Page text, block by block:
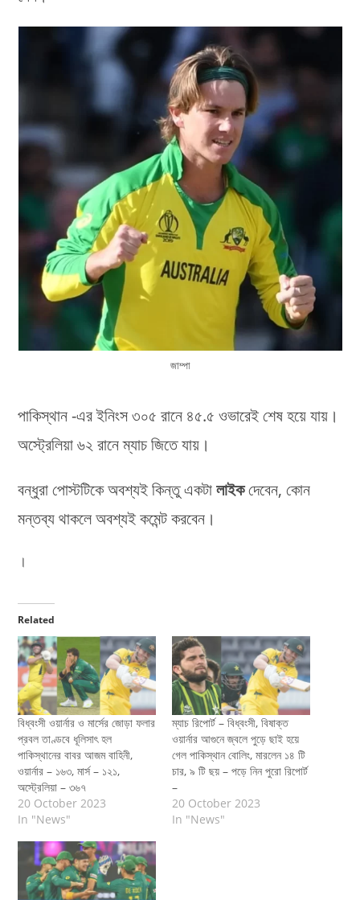
জাম্পা
পাকিস্থান -এর ইনিংস ৩০৫ রানে ৪৫.৫ ওভারেই শেষ হয়ে যায়।
অস্ট্রেলিয়া ৬২ রানে ম্যাচ জিতে যায়।
বন্ধুরা পোস্টটিকে অবশ্যই কিন্তু একটালাইকদেবেন, কোন
মন্তব্য থাকলে অবশ্যই কমেন্ট করবেন।
।
Related
বিধ্বংসী ওয়ার্নার ও মার্সের জোড়া ফলার
প্রবল তাণ্ডবে ধূলিসাৎ হল
পাকিস্থানের বাবর আজম বাহিনী,
ওয়ার্নার – ১৬৩, মার্স – ১২১,
অস্ট্রেলিয়া – ৩৬৭
20 October 2023
In "News"
ম্যাচ রিপোর্ট – বিধ্বংসী, বিষাক্ত
ওয়ার্নার আগুনে জ্বলে পুড়ে ছাই হয়ে
গেল পাকিস্থান বোলিং, মারলেন ১৪ টি
চার, ৯ টি ছয় – পড়ে নিন পুরো রিপোর্ট
–
20 October 2023
In "News"